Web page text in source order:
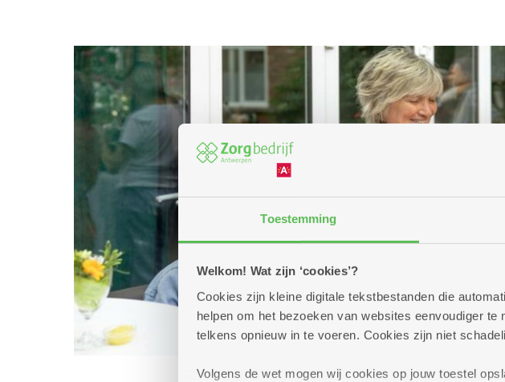
Toestemming
Welkom! Wat zijn ‘cookies’?
Cookies zijn kleine digitale tekstbestanden die
helpen om het bezoeken van websites eenvoudiger
telkens opnieuw in te voeren. Cookies zijn niet
Volgens de wet mogen wij cookies op jouw toestel